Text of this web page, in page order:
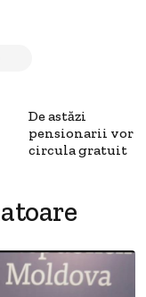
De astăzi
pensionarii vor
circula gratuit